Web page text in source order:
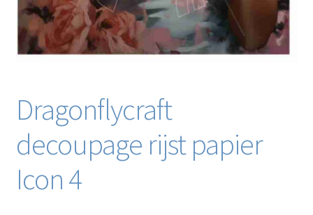
Dragonflycraft
decoupage rijst papier
Icon 4